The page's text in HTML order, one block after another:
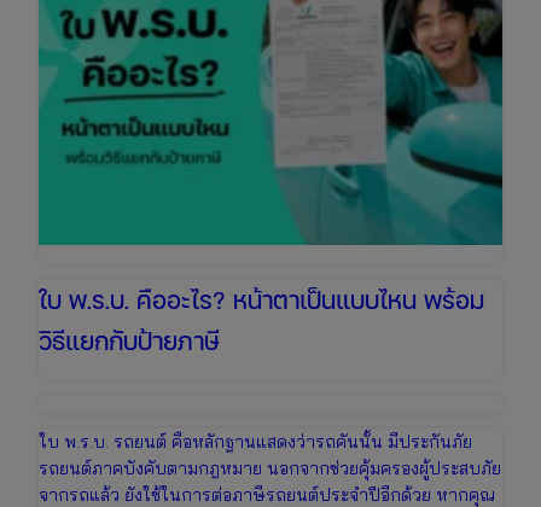
ข้อมูล
ล่าสุด
เพื่อ
เตรียม
งบ
ให้
ใบ พ.ร.บ. คืออะไร? หน้าตาเป็นแบบไหน พร้อม
วิธีแยกกับป้ายภาษี
ใบ พ.ร.บ. รถยนต์ คือหลักฐานแสดงว่ารถคันนั้น มีประกันภัย
รถยนต์ภาคบังคับตามกฎหมาย นอกจากช่วยคุ้มครองผู้ประสบภัย
จากรถแล้ว ยังใช้ในการต่อภาษีรถยนต์ประจำปีอีกด้วย หากคุณ